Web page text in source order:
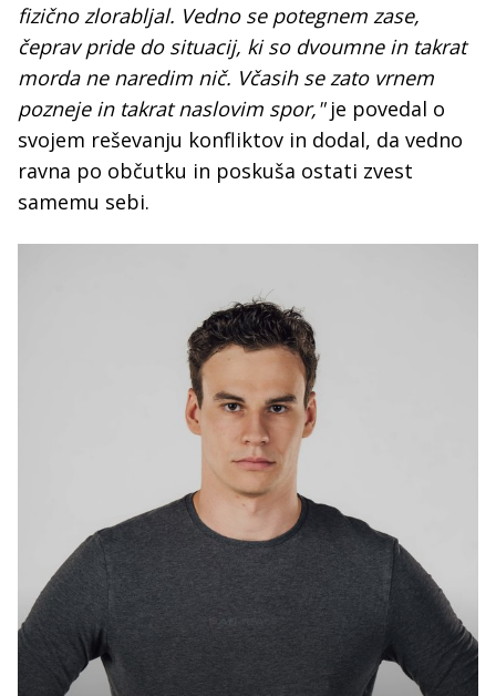
fizično zlorabljal. Vedno se potegnem zase,
čeprav pride do situacij, ki so dvoumne in takrat
morda ne naredim nič. Včasih se zato vrnem
pozneje in takrat naslovim spor,"je povedal o
svojem reševanju konfliktov in dodal, da vedno
ravna po občutku in poskuša ostati zvest
samemu sebi.